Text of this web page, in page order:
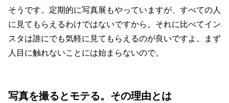
そうです。定期的に写真展もやっていますが、すべての人
に見てもらえるわけではないですから。それに比べてイン
スタは誰にでも気軽に見てもらえるのが良いですよ。まず
人目に触れないことには始まらないので。
写真を撮るとモテる。その理由とは